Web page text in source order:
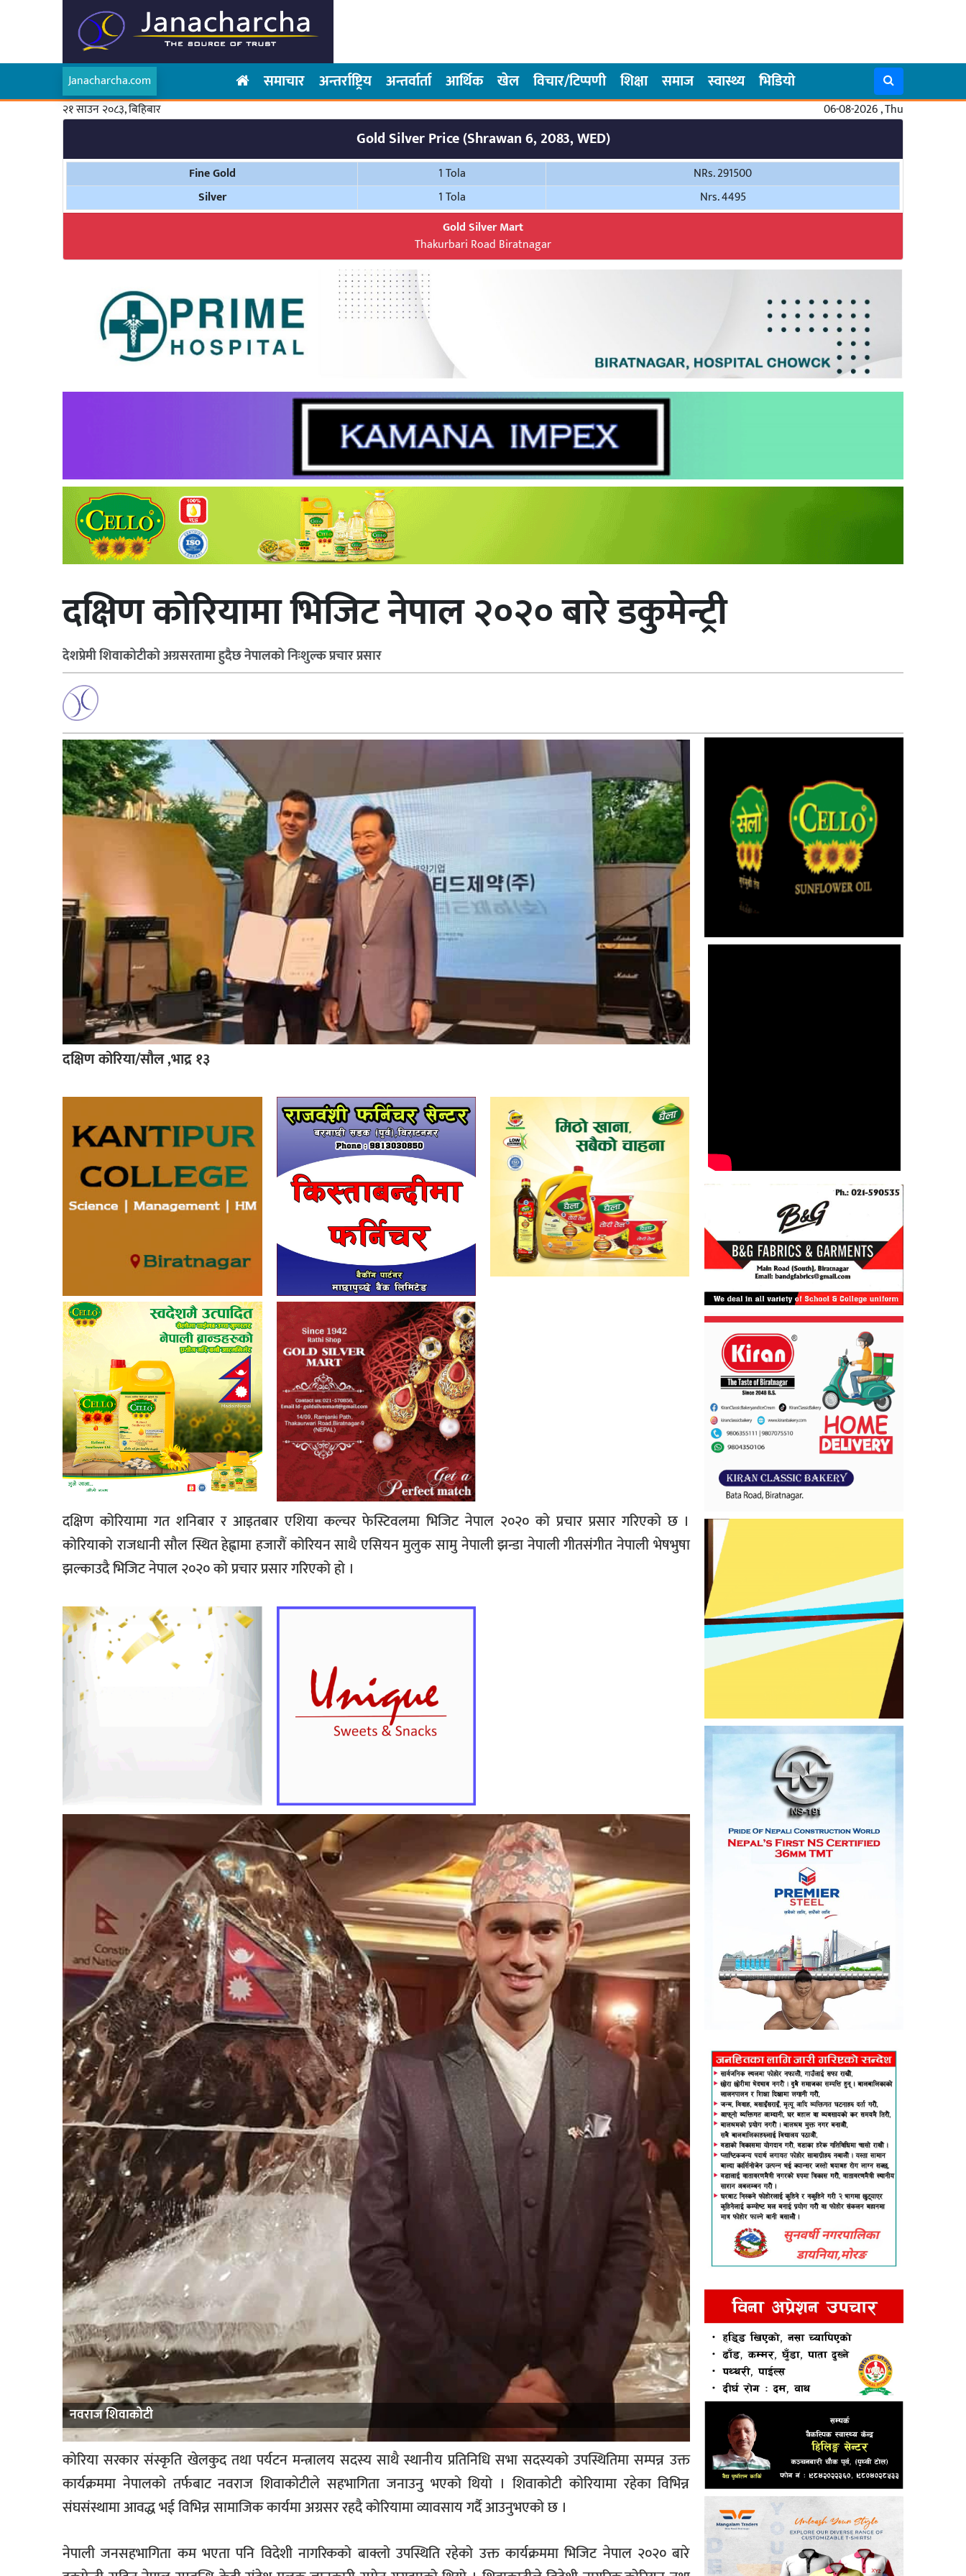
Janacharcha.com समाचार अन्तर्राष्ट्रिय अन्तर्वार्ता आर्थिक खेल विचार/टिप्पणी शिक्षा समाज स्वास्थ्य भिडियो
२१ साउन २०८३, बिहिबार 06-08-2026 , Thu
Gold Silver Price (Shrawan 6, 2083, WED)
Fine Gold 1 Tola
NRs. 291500
Silver
1 Tola
Nrs. 4495
Gold Silver Mart
Thakurbari Road Biratnagar
दक्षिण कोरियामा भिजिट नेपाल २०२० बारे डकुमेन्ट्री
देशप्रेमी शिवाकोटीको अग्रसरतामा हुदैछ नेपालको निःशुल्क प्रचार प्रसार
दक्षिण कोरिया/सौल ,भाद्र १३
दक्षिण कोरियामा गत शनिबार र आइतबार एशिया कल्चर फेस्टिवलमा भिजिट नेपाल २०२० को प्रचार प्रसार गरिएको छ ।
कोरियाको राजधानी सौल स्थित हेह्वामा हजारौं कोरियन साथै एसियन मुलुक सामु नेपाली झन्डा नेपाली गीतसंगीत नेपाली भेषभुषा
झल्काउदै भिजिट नेपाल २०२० को प्रचार प्रसार गरिएको हो ।
नवराज शिवाकोटी
कोरिया सरकार संस्कृति खेलकुद तथा पर्यटन मन्त्रालय सदस्य साथै स्थानीय प्रतिनिधि सभा सदस्यको उपस्थितिमा सम्पन्न उक्त
कार्यक्रममा नेपालको तर्फबाट नवराज शिवाकोटीले सहभागिता जनाउनु भएको थियो । शिवाकोटी कोरियामा रहेका विभिन्न
संघसंस्थामा आवद्ध भई विभिन्न सामाजिक कार्यमा अग्रसर रहदै कोरियामा व्यावसाय गर्दै आउनुभएको छ ।
नेपाली जनसहभागिता कम भएता पनि विदेशी नागरिकको बाक्लो उपस्थिति रहेको उक्त कार्यक्रममा भिजिट नेपाल २०२० बारे